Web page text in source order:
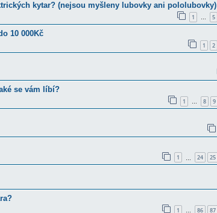
kytar? (nejsou myšleny lubovky ani pololubovky)
1 … 5
10 000Kč
1 2
se vám líbí?
1 … 8 9
1 24 25
1 … 86 87